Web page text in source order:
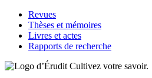
Revues
Thèses et mémoires
Livres et actes
Rapports de recherche
Cultivez votre savoir.